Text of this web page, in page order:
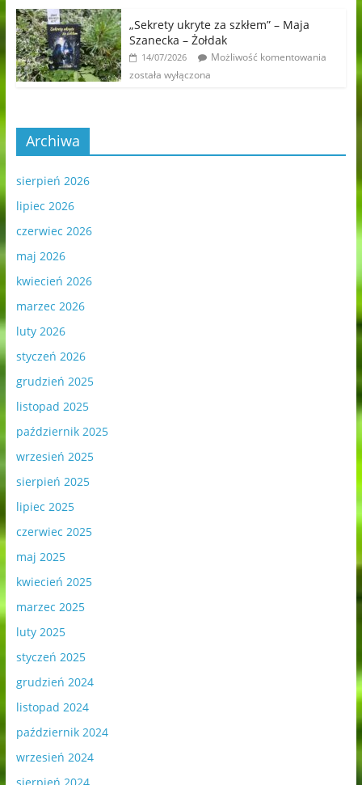
„Sekrety ukryte za szkłem” – Maja
Szanecka – Żołdak
14/07/2026
Możliwość komentowania
została wyłączona
Archiwa
sierpień 2026
lipiec 2026
czerwiec 2026
maj 2026
kwiecień 2026
marzec 2026
luty 2026
styczeń 2026
grudzień 2025
listopad 2025
październik 2025
wrzesień 2025
sierpień 2025
lipiec 2025
czerwiec 2025
maj 2025
kwiecień 2025
marzec 2025
luty 2025
styczeń 2025
grudzień 2024
listopad 2024
październik 2024
wrzesień 2024